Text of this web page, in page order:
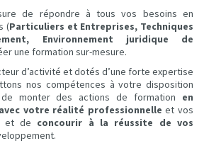
de répondre à tous vos besoins en
(Particuliers et Entreprises, Techniques
Environnement juridique de
une formation sur-mesure.
d’activité et dotés d’une forte expertise
nos compétences à votre disposition
monter des actions de formation en
votre réalité professionnelle et vos
et de concourir à la réussite de vos